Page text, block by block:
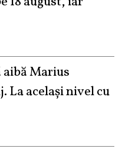
aibă Marius
La același nivel cu